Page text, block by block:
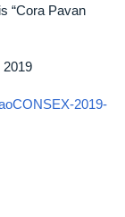
“Cora Pavan
2019
2019-